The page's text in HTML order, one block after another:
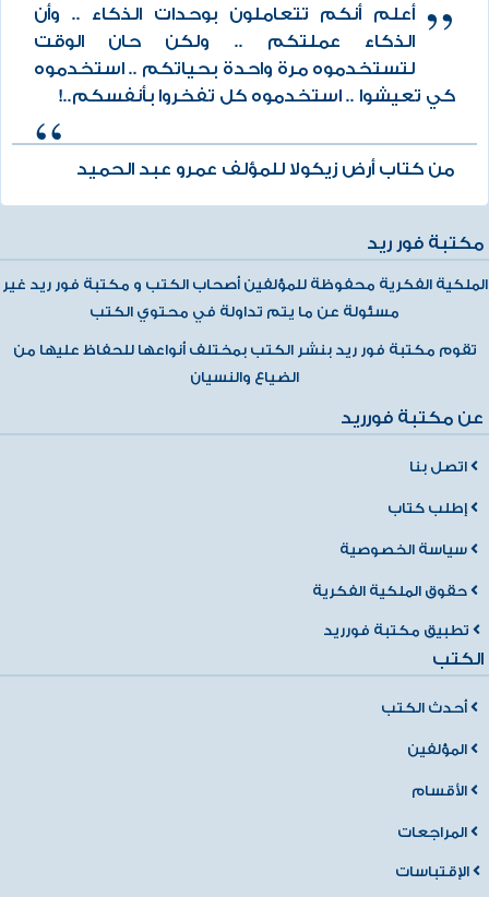
أعلم أنكم تتعاملون بوحدات الذكاء .. وأن
الذكاء عملتكم .. ولكن حان الوقت
لتستخدموه مرة واحدة بحياتكم .. استخدموه
كي تعيشوا .. استخدموه كل تفخروا بأنفسكم..!
من كتاب أرض زيكولا للمؤلف عمرو عبد الحميد
مكتبة فور ريد
الملكية الفكرية محفوظة للمؤلفين أصحاب الكتب و مكتبة فور ريد غير
مسئولة عن ما يتم تداولة في محتوي الكتب
تقوم مكتبة فور ريد بنشر الكتب بمختلف أنواعها للحفاظ عليها من
الضياع والنسيان
عن مكتبة فورريد
اتصل بنا
إطلب كتاب
سياسة الخصوصية
حقوق الملكية الفكرية
تطبيق مكتبة فورريد
الكتب
أحدث الكتب
المؤلفين
الأقسام
المراجعات
الإقتباسات